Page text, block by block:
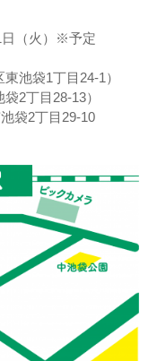
日（火）※予定
池袋1丁目24-1）
2丁目28-13）
袋2丁目29-10